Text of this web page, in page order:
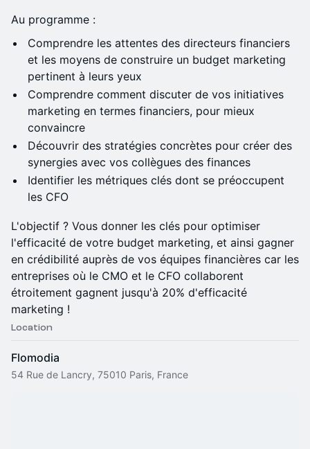
Au programme :
Comprendre les attentes des directeurs financiers
et les moyens de construire un budget marketing
pertinent à leurs yeux
Comprendre comment discuter de vos initiatives
marketing en termes financiers, pour mieux
convaincre
Découvrir des stratégies concrètes pour créer des
synergies avec vos collègues des finances
Identifier les métriques clés dont se préoccupent
les CFO
L'objectif ? Vous donner les clés pour optimiser
l'efficacité de votre budget marketing, et ainsi gagner
en crédibilité auprès de vos équipes financières car les
entreprises où le CMO et le CFO collaborent
étroitement gagnent jusqu'à 20% d'efficacité
marketing !
Location
Flomodia
54 Rue de Lancry, 75010 Paris, France